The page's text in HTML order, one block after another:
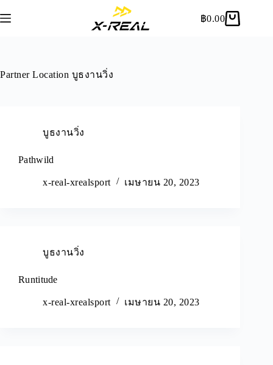
฿0.00
Partner Location บูธงานวิ่ง
บูธงานวิ่ง
Pathwild
x-real-xrealsport เมษายน 20, 2023
บูธงานวิ่ง
Runtitude
x-real-xrealsport เมษายน 20, 2023